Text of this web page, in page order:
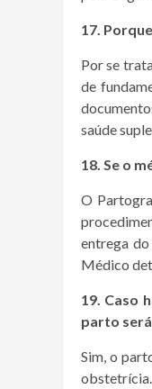
17.
Por se
de
saúde
18. Se o
O
entrega
Médico
19. Caso
parto
Sim, o